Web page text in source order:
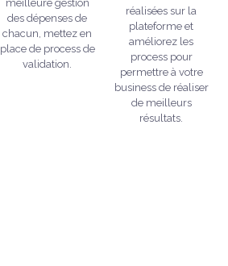
meilleure gestion
des dépenses de
chacun, mettez en
place de process de
validation.
réalisées sur la
plateforme et
améliorez les
process pour
permettre à votre
business de réaliser
de meilleurs
résultats.